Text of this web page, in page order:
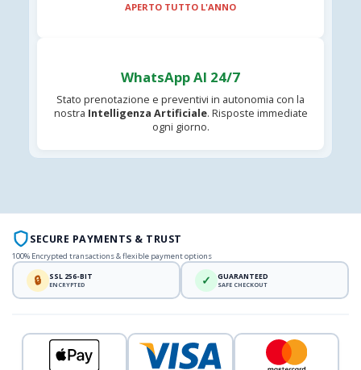
APERTO TUTTO L'ANNO
WhatsApp AI 24/7
Stato prenotazione e preventivi in autonomia con la
nostra Intelligenza Artificiale. Risposte immediate
ogni giorno.
SECURE PAYMENTS & TRUST
100% Encrypted transactions & flexible payment options
🔒 SSL 256-BIT
ENCRYPTED ✓ GUARANTEED
SAFE CHECKOUT